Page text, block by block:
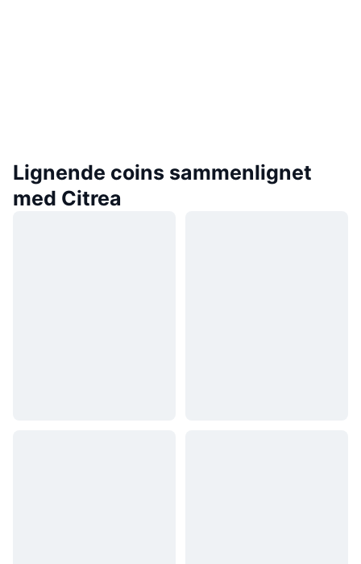
Lignende coins sammenlignet
med Citrea